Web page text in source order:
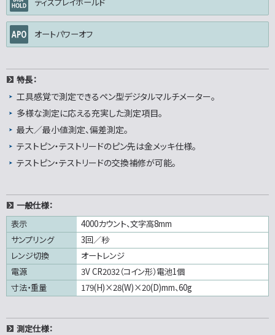
オートパワーオフ
特長：
工具感覚で測定できるペン型デジタルマルチメーター。
多様な測定に応える充実した測定項目。
最大／最小値測定、偏差測定。
テストピン・テストリードのピン先は金メッキ仕様。
テストピン・テストリードの交換補修が可能。
一般仕様：
表示
4000カウント、文字高8mm
サンプリング
3回／秒
レンジ切換
オートレンジ
電源
3V CR2032（コイン形）電池1個
寸法・重量
179(H)×28(W)×20(D)mm、60g
測定仕様：